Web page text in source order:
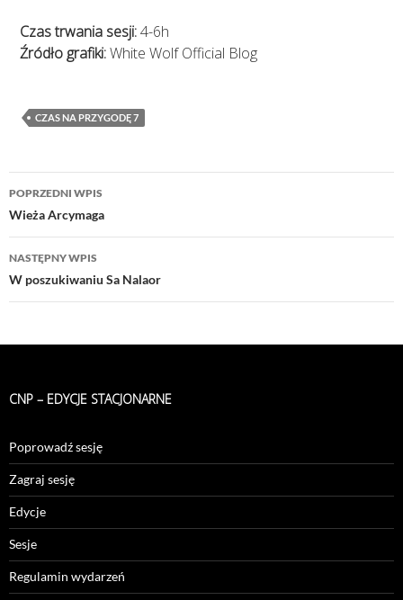
Czas trwania sesji:4-6h
Źródło grafiki:White Wolf Official Blog
CZAS NA PRZYGODĘ 7
Nawigacja
wpisu
POPRZEDNI WPIS
Wieża Arcymaga
NASTĘPNY WPIS
W poszukiwaniu Sa Nalaor
CNP – EDYCJE STACJONARNE
Poprowadź sesję
Zagraj sesję
Edycje
Sesje
Regulamin wydarzeń